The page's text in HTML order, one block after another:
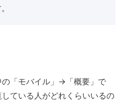
の「モバイル」→「概要」で
ている人がどれくらいいるの